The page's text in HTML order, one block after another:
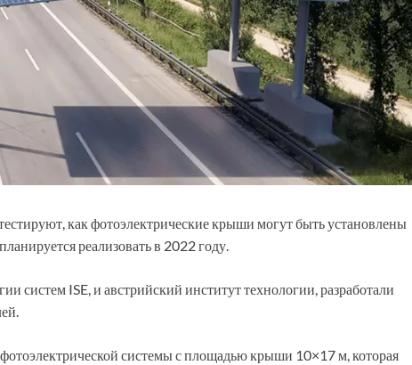
как фотоэлектрические крыши могут быть установлены
реализовать в 2022 году.
систем ISE, и австрийский институт технологии, разработали
системы с площадью крыши 10×17 м, которая